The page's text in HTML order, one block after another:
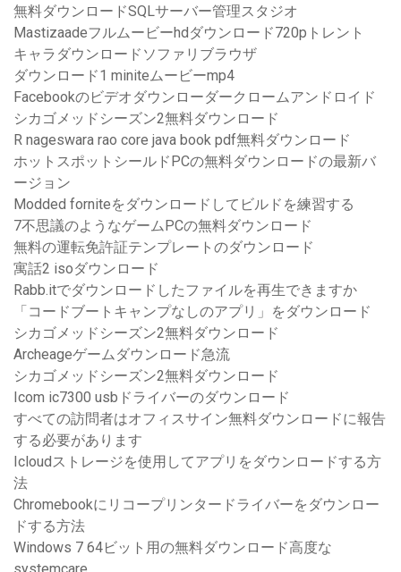
無料ダウンロードSQLサーバー管理スタジオ
Mastizaadeフルムービーhdダウンロード720pトレント
キャラダウンロードソファリブラウザ
ダウンロード1 miniteムービーmp4
Facebookのビデオダウンローダークロームアンドロイド
シカゴメッドシーズン2無料ダウンロード
R nageswara rao core java book pdf無料ダウンロード
ホットスポットシールドPCの無料ダウンロードの最新バ
ージョン
Modded forniteをダウンロードしてビルドを練習する
7不思議のようなゲームPCの無料ダウンロード
無料の運転免許証テンプレートのダウンロード
寓話2 isoダウンロード
Rabb.itでダウンロードしたファイルを再生できますか
「コードブートキャンプなしのアプリ」をダウンロード
シカゴメッドシーズン2無料ダウンロード
Archeageゲームダウンロード急流
シカゴメッドシーズン2無料ダウンロード
Icom ic7300 usbドライバーのダウンロード
すべての訪問者はオフィスサイン無料ダウンロードに報告
する必要があります
Icloudストレージを使用してアプリをダウンロードする方
法
Chromebookにリコープリンタードライバーをダウンロー
ドする方法
Windows 7 64ビット用の無料ダウンロード高度な